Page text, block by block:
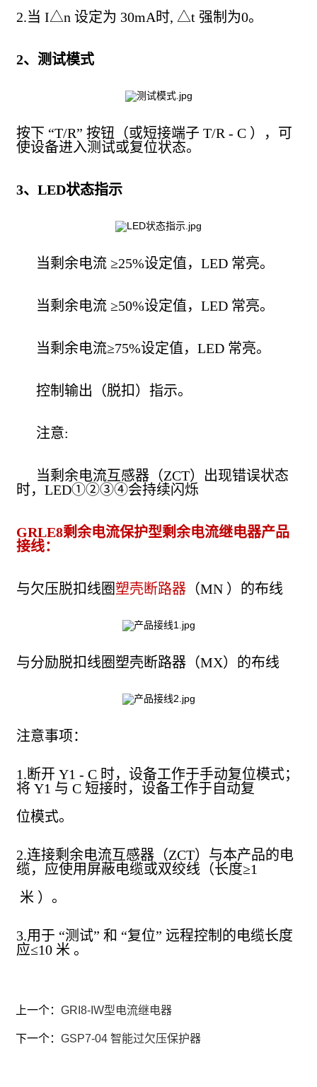
2.当 I△n 设定为 30mA时, △t 强制为0。
2、测试模式
按下 “T/R” 按钮（或短接端子 T/R - C ），可
使设备进入测试或复位状态。
3、LED状态指示
当剩余电流 ≥25%设定值，LED 常亮。
当剩余电流 ≥50%设定值，LED 常亮。
当剩余电流≥75%设定值，LED 常亮。
控制输出（脱扣）指示。
注意:
当剩余电流互感器（ZCT）出现错误状态
时，LED①②③④会持续闪烁
GRLE8剩余电流保护型剩余电流继电器产品
接线：
与欠压脱扣线圈塑壳断路器（MN ）的布线
与分励脱扣线圈塑壳断路器（MX）的布线
注意事项：
1.断开 Y1 - C 时，设备工作于手动复位模式；
将 Y1 与 C 短接时，设备工作于自动复
位模式。
2.连接剩余电流互感器（ZCT）与本产品的电
缆，应使用屏蔽电缆或双绞线（长度≥1
米 ）。
3.用于 “测试” 和 “复位” 远程控制的电缆长度
应≤10 米 。
上一个：GRI8-IW型电流继电器
下一个：GSP7-04 智能过欠压保护器